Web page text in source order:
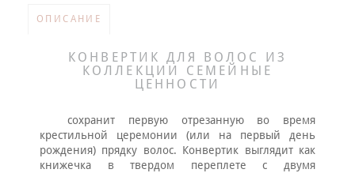
ОПИСАНИЕ
КОНВЕРТИК ДЛЯ ВОЛОС ИЗ
КОЛЛЕКЦИИ СЕМЕЙНЫЕ
ЦЕННОСТИ
сохранит первую отрезанную во время
крестильной церемонии (или на первый день
рождения) прядку волос. Конвертик выглядит как
книжечка в твердом переплете с двумя